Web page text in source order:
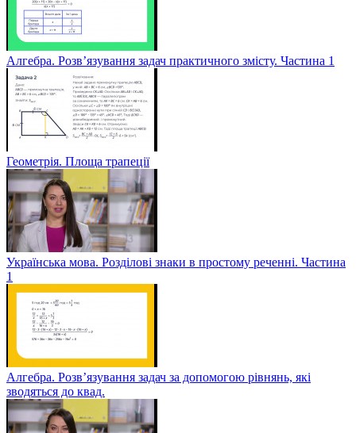
Алгебра. Розв’язування задач практичного змісту. Частина 1
Геометрія. Площа трапеції
Українська мова. Розділові знаки в простому реченні. Частина
1
Алгебра. Розв’язування задач за допомогою рівнянь, які
зводяться до квад.